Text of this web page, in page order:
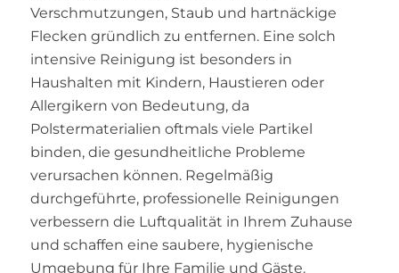
Verschmutzungen, Staub und hartnäckige
Flecken gründlich zu entfernen. Eine solch
intensive Reinigung ist besonders in
Haushalten mit Kindern, Haustieren oder
Allergikern von Bedeutung, da
Polstermaterialien oftmals viele Partikel
binden, die gesundheitliche Probleme
verursachen können. Regelmäßig
durchgeführte, professionelle Reinigungen
verbessern die Luftqualität in Ihrem Zuhause
und schaffen eine saubere, hygienische
Umgebung für Ihre Familie und Gäste.